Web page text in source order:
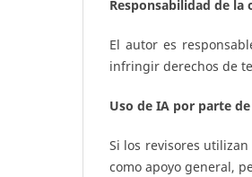
Responsabilidad de la
El autor es
infringir derechos de
Uso de IA por parte
Si los revisores
como apoyo general,